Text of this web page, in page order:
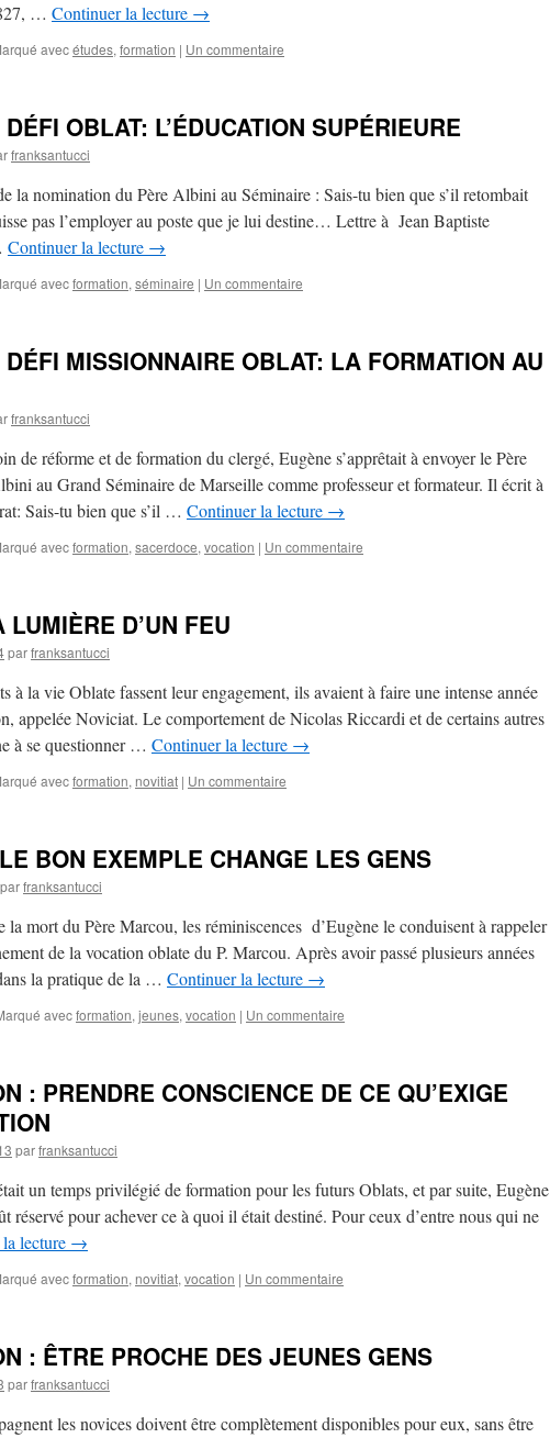
… Continuer la lecture →
avecétudes, formation | Un commentaire
OBLAT: L’ÉDUCATION SUPÉRIEURE
franksantucci
la nomination du Père Albini au Séminaire : Sais-tu bien que s’il retombait
pas l’employer au poste que je lui destine… Lettre à Jean Baptiste
Continuer la lecture →
avecformation, séminaire | Un commentaire
MISSIONNAIRE OBLAT: LA FORMATION AU
franksantucci
de réforme et de formation du clergé, Eugène s’apprêtait à envoyer le Père
au Grand Séminaire de Marseille comme professeur et formateur. Il écrit à
Sais-tu bien que s’il … Continuer la lecture →
avecformation, sacerdoce, vocation | Un commentaire
D’UN FEU
parfranksantucci
à la vie Oblate fassent leur engagement, ils avaient à faire une intense année
appelée Noviciat. Le comportement de Nicolas Riccardi et de certains autres
à se questionner … Continuer la lecture →
avecformation, novitiat | Un commentaire
BON EXEMPLE CHANGE LES GENS
parfranksantucci
la mort du Père Marcou, les réminiscences d’Eugène le conduisent à rappeler
de la vocation oblate du P. Marcou. Après avoir passé plusieurs années
la pratique de la … Continuer la lecture →
avecformation, jeunes, vocation | Un commentaire
: PRENDRE CONSCIENCE DE CE QU’EXIGE
parfranksantucci
un temps privilégié de formation pour les futurs Oblats, et par suite, Eugène
réservé pour achever ce à quoi il était destiné. Pour ceux d’entre nous qui ne
lecture →
avecformation, novitiat, vocation | Un commentaire
: ÊTRE PROCHE DES JEUNES GENS
parfranksantucci
les novices doivent être complètement disponibles pour eux, sans être